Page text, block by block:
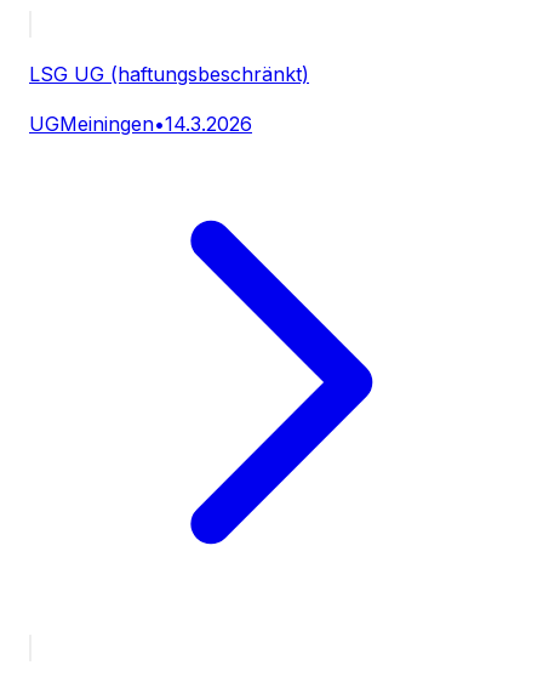
LSG UG (haftungsbeschränkt)
UGMeiningen•14.3.2026